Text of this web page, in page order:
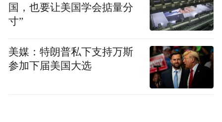
国，也要让美国学会掂量分
寸”
美媒：特朗普私下支持万斯
参加下届美国大选